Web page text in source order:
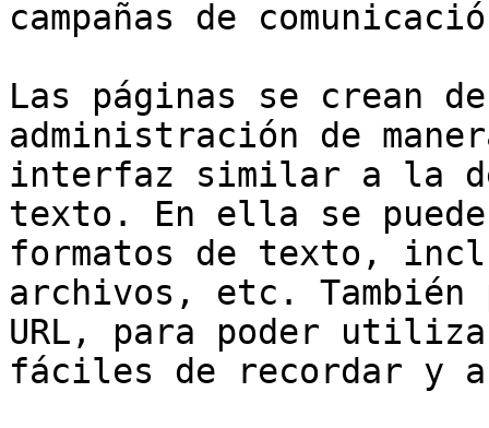
campañas de
Las páginas se crean
administración de
interfaz similar a la de
texto. En ella se
formatos de texto,
archivos, etc.
URL, para poder
fáciles de recordar y